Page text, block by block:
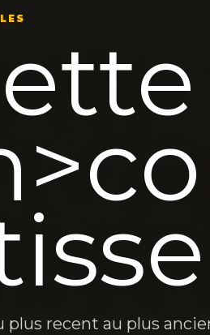
plus recent au plus